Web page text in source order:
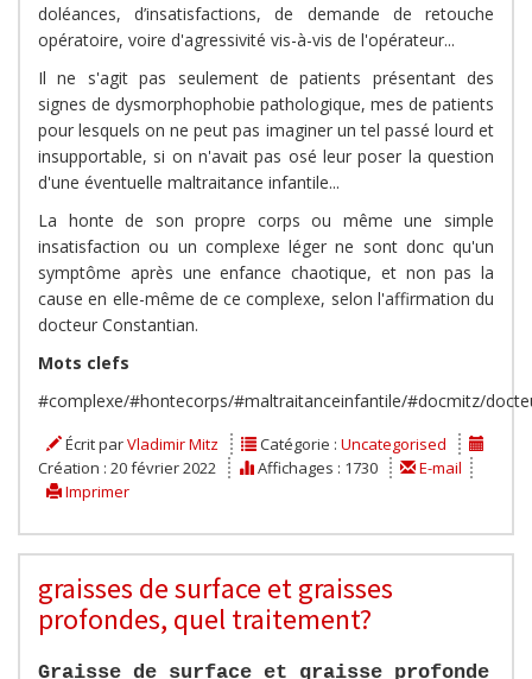
doléances, d’insatisfactions, de demande de retouche
opératoire, voire d'agressivité vis-à-vis de l'opérateur...
Il ne s'agit pas seulement de patients présentant des
signes de dysmorphophobie pathologique, mes de patients
pour lesquels on ne peut pas imaginer un tel passé lourd et
insupportable, si on n'avait pas osé leur poser la question
d'une éventuelle maltraitance infantile...
La honte de son propre corps ou même une simple
insatisfaction ou un complexe léger ne sont donc qu'un
symptôme après une enfance chaotique, et non pas la
cause en elle-même de ce complexe, selon l'affirmation du
docteur Constantian.
Mots clefs
#complexe/#hontecorps/#maltraitanceinfantile/#docmitz/
Écrit parVladimir Mitz Catégorie : Uncategorised
Création : 20 février 2022
Affichages : 1730
E-mail
Imprimer
graisses de surface et graisses
profondes, quel traitement?
Graisse de surface et graisse profonde